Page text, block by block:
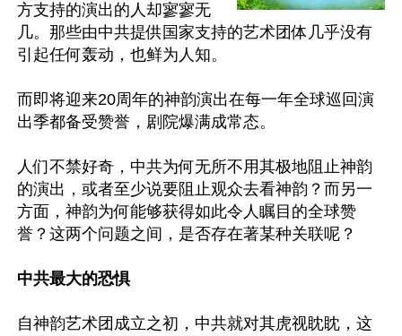
方支持的演出的人却寥寥无
几。那些由中共提供国家支持的艺术团体几乎没有
引起任何轰动，也鲜为人知。
而即将迎来20周年的神韵演出在每一年全球巡回演
出季都备受赞誉，剧院爆满成常态。
人们不禁好奇，中共为何无所不用其极地阻止神韵
的演出，或者至少说要阻止观众去看神韵？而另一
方面，神韵为何能够获得如此令人瞩目的全球赞
誉？这两个问题之间，是否存在著某种关联呢？
中共最大的恐惧
自神韵艺术团成立之初，中共就对其虎视眈眈，这